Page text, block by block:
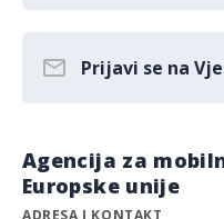
Prijavi se na
Agencija za
Europske unije
ADRESA I KONTAKT